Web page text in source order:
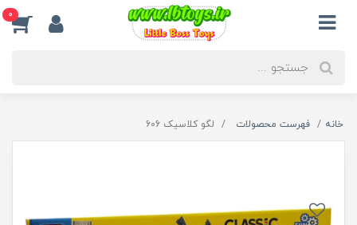
0
خانه فهرست محصولات لگو کلاسیک 606